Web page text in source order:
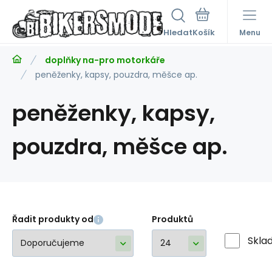
Hledat Menu
doplňky na-pro motorkáře
peněženky, kapsy, pouzdra, měšce ap.
peněženky, kapsy,
pouzdra, měšce ap.
Řadit produkty od Produktů